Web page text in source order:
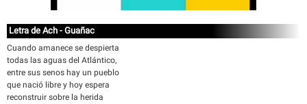
Letra de Ach - Guañac
Cuando amanece se despierta
todas las aguas del Atlántico,
entre sus senos hay un pueblo
que nació libre y hoy espera
reconstruir sobre la herida